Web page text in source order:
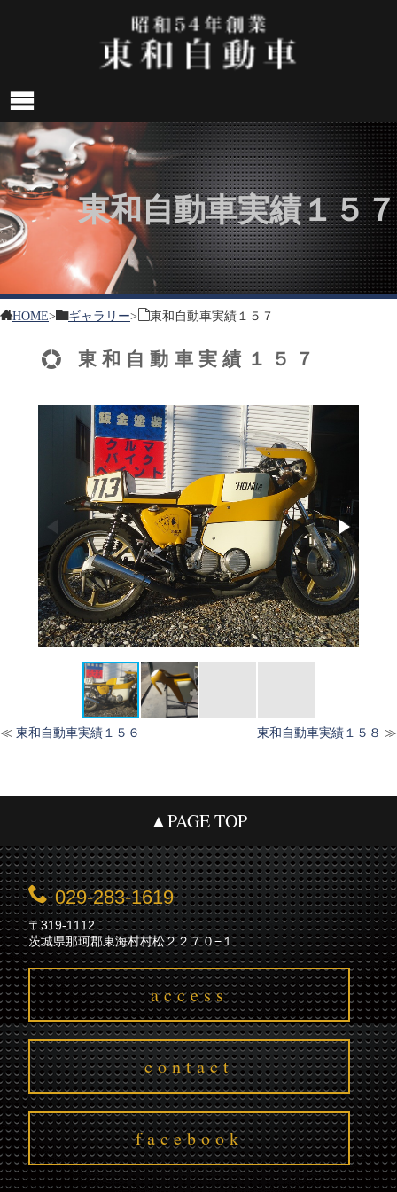
東和自動車実績１５７
HOME> ギャラリー> 東和自動車実績１５７
東和自動車実績１５７
≪ 東和自動車実績１５６ 東和自動車実績１５８ ≫
▲PAGE TOP
029-283-1619
〒319-1112
茨城県那珂郡東海村村松２２７０−１
access
contact
facebook